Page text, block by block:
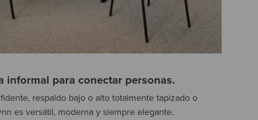
informal para conectar personas.
respaldo bajo o alto totalmente tapizado o
es versátil, moderna y siempre elegante.